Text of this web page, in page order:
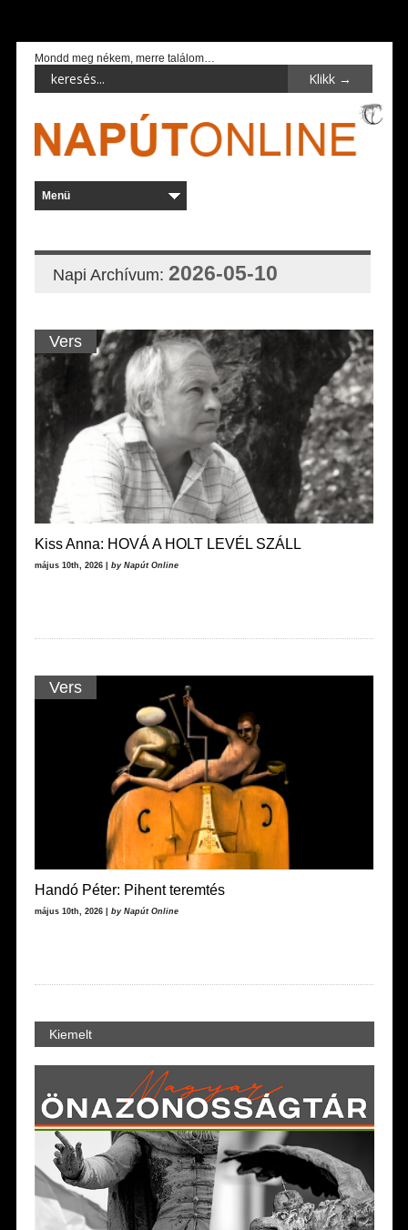
Mondd meg nékem, merre találom…
Napi Archívum: 2026-05-10
Vers
Kiss Anna: HOVÁ A HOLT LEVÉL SZÁLL
május 10th, 2026 | by Napút Online
Vers
Handó Péter: Pihent teremtés
május 10th, 2026 | by Napút Online
Kiemelt